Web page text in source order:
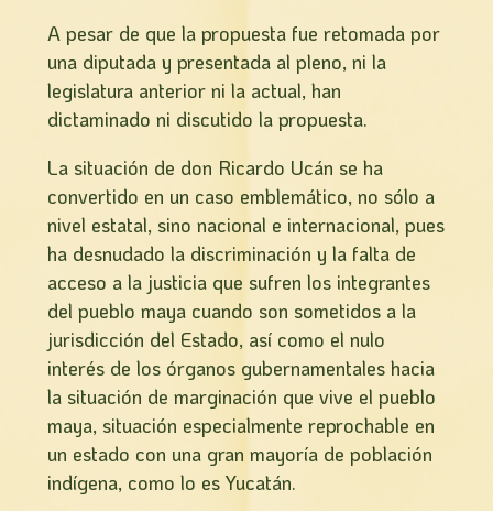
A pesar de que la propuesta fue retomada por
una diputada y presentada al pleno, ni la
legislatura anterior ni la actual, han
dictaminado ni discutido la propuesta.
La situación de don Ricardo Ucán se ha
convertido en un caso emblemático, no sólo a
nivel estatal, sino nacional e internacional, pues
ha desnudado la discriminación y la falta de
acceso a la justicia que sufren los integrantes
del pueblo maya cuando son sometidos a la
jurisdicción del Estado, así­ como el nulo
interés de los órganos gubernamentales hacia
la situación de marginación que vive el pueblo
maya, situación especialmente reprochable en
un estado con una gran mayoría de población
indígena, como lo es Yucatán.